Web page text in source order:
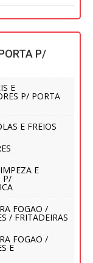
P/
E
P/ PORTA
E FREIOS
E
P/
FOGAO /
/ FRITADEIRAS
FOGAO /
E